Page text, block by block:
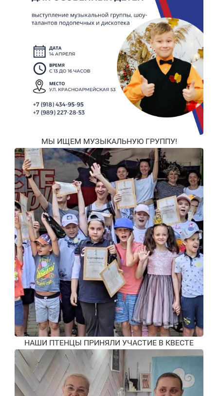
МЫ ИЩЕМ МУЗЫКАЛЬНУЮ ГРУППУ!
НАШИ ПТЕНЦЫ ПРИНЯЛИ УЧАСТИЕ В КВЕСТЕ